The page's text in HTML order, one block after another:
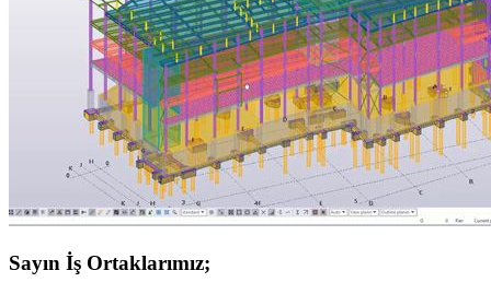
Sayın İş Ortaklarımız;